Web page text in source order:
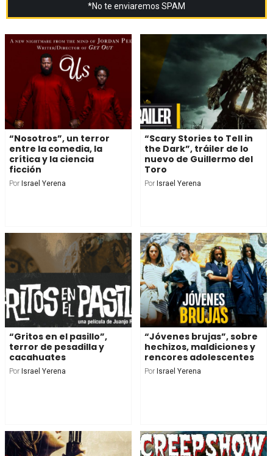
*No te enviaremos SPAM
“Nosotros”, un terror
entre la comedia, la
crítica y la ciencia
ficción
Por Israel Yerena
“Scary Stories to Tell in
the Dark”, tráiler de lo
nuevo de Guillermo del
Toro
Por Israel Yerena
“Gritos en el pasillo”,
terror de pesadilla y
cacahuates
Por Israel Yerena
“Jóvenes brujas”, sobre
hechizos, maldiciones y
rencores adolescentes
Por Israel Yerena